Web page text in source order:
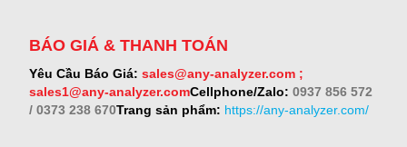
BÁO GIÁ & THANH TOÁN
Yêu Cầu Báo Giá: sales@any-analyzer.com ;
sales1@any-analyzer.comCellphone/Zalo: 0937 856 572
/ 0373 238 670Trang sản phẩm: https://any-analyzer.com/